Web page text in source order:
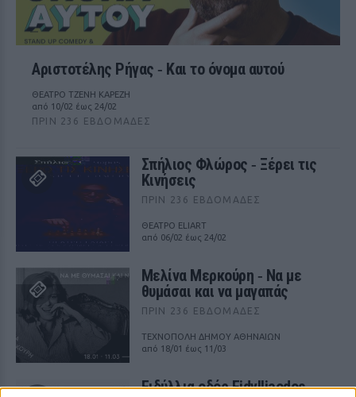
Αριστοτέλης Ρήγας ‑ Kαι το όνομα αυτού
ΘΕΑΤΡΟ ΤΖΕΝΗ ΚΑΡΕΖΗ
από 10/02 έως 24/02
ΠΡΙΝ 236 ΕΒΔΟΜΆΔΕΣ
Σπήλιος Φλώρος ‑ Ξέρει τις
Κινήσεις
ΠΡΙΝ 236 ΕΒΔΟΜΆΔΕΣ
ΘΕΑΤΡΟ ELIART
από 06/02 έως 24/02
Μελίνα Μερκούρη ‑ Να με
θυμάσαι και να μαγαπάς
ΠΡΙΝ 236 ΕΒΔΟΜΆΔΕΣ
ΤΕΧΝΟΠΟΛΗ ΔΗΜΟΥ ΑΘΗΝΑΙΩΝ
από 18/01 έως 11/03
Ειδύλλια οδός Eidylliaodos